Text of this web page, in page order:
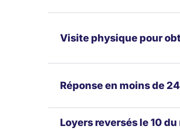
Visite physique pour
Réponse en moins de
Loyers reversés le 10